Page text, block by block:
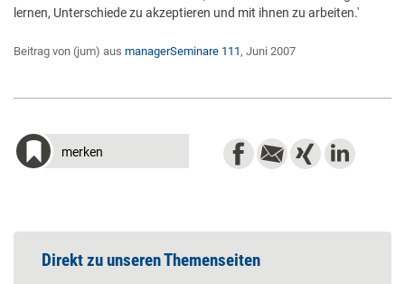
lernen, Unterschiede zu akzeptieren und mit ihnen zu arbeiten.'
Beitrag von (jum) aus managerSeminare 111, Juni 2007
merken
Direkt zu unseren Themenseiten